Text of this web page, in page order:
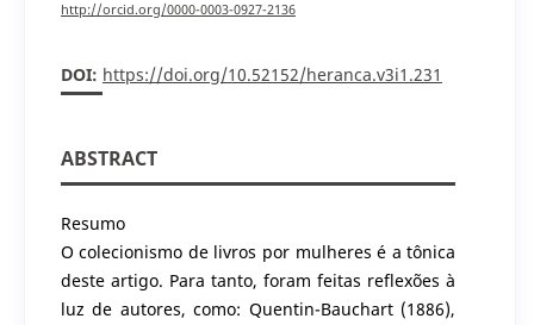
http://orcid.org/0000-0003-0927-2136
DOI: https://doi.org/10.52152/heranca.v3i1.231
ABSTRACT
Resumo
O colecionismo de livros por mulheres é a tônica
deste artigo. Para tanto, foram feitas reflexões à
luz de autores, como: Quentin-Bauchart (1886),